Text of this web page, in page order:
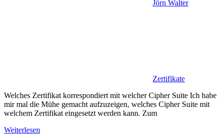
Jörn Walter
Zertifikate
Welches Zertifikat korrespondiert mit welcher Cipher Suite Ich habe
mir mal die Mühe gemacht aufzuzeigen, welches Cipher Suite mit
welchem Zertifikat eingesetzt werden kann. Zum
Weiterlesen